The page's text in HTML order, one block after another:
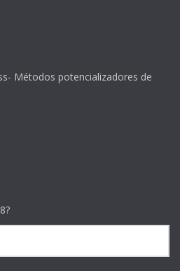
Métodos potencializadores de